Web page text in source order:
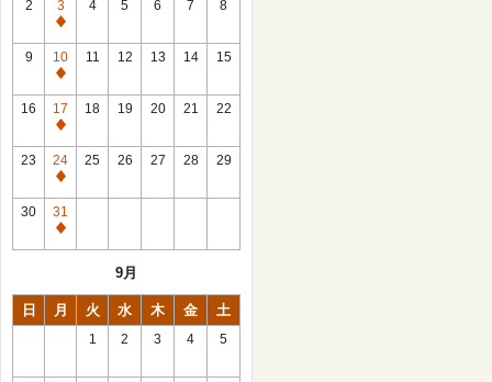
2
3
休
館
日
4 5 6 7 8
9
10
休
館
日
11 12 13 14 15
16
17
休
館
日
18 19 20 21 22
23
24
休
館
日
25 26 27 28 29
30
31
休
9月
日 月 火 水 木 金 土
1 2 3 4 5